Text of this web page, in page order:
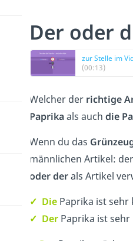
Der oder
zur Stelle im
(00:13)
Welcher der richtige
Paprikaals auch die
Wenn du das
männlichen Artikel:
oder derals Artikel
✓ DiePaprika ist sehr
✓ DerPaprika ist sehr